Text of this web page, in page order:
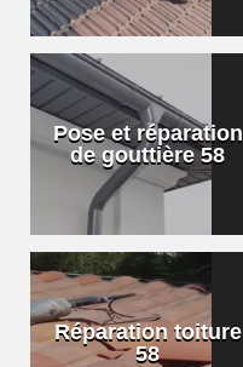
Pose et réparation
de gouttière 58
Réparation toiture
58